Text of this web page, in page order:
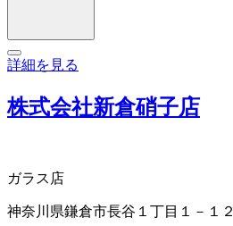
詳細を見る
株式会社新倉硝子店
ガラス店
神奈川県鎌倉市長谷１丁目１－１２